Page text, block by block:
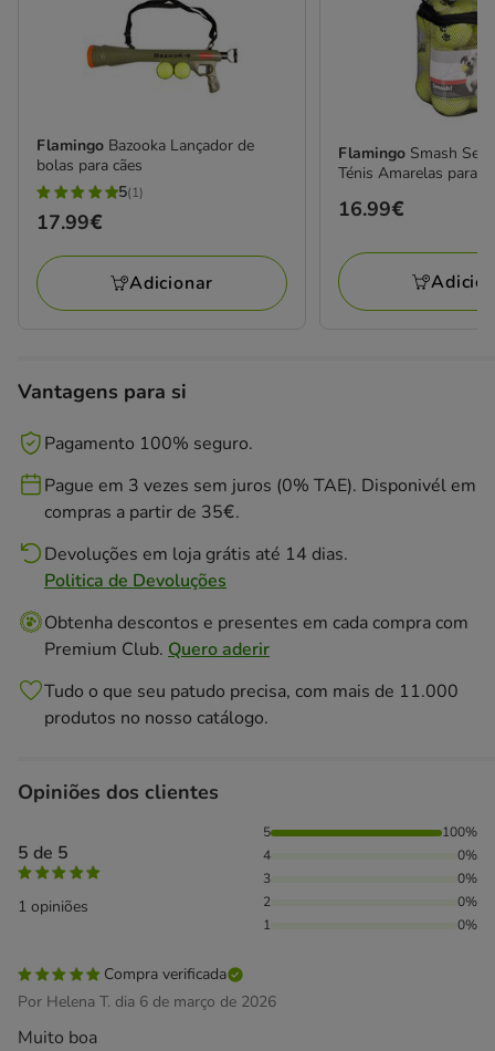
Flamingo Bazooka Lançador de
bolas para cães
5
estrelas
com
1
avaliações
5(1)
Preço
17.99€
Adicionar
Flamingo Smash Set
Ténis Amarelas para
Preço
16.99€
Vantagens para si
Pagamento 100% seguro.
Pague em 3 vezes sem juros (0% TAE). Disponivél em
compras a partir de 35€.
Devoluções em loja grátis até 14 dias.
Politica de Devoluções
Obtenha descontos e presentes em cada compra com
Premium Club. Quero aderir
Tudo o que seu patudo precisa, com mais de 11.000
produtos no nosso catálogo.
Opiniões dos clientes
5 de 5
1 opiniões
100% das pessoas avaliaram com 5 estrelas,
5
100%
4
0%
3
0%
2
0%
1
0%
Compra verificada
Por Helena T. dia 6 de março de 2026
Muito boa